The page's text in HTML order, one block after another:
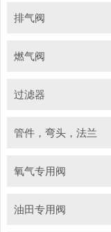
排气阀
燃气阀
过滤器
管件，弯头，法兰
氧气专用阀
油田专用阀